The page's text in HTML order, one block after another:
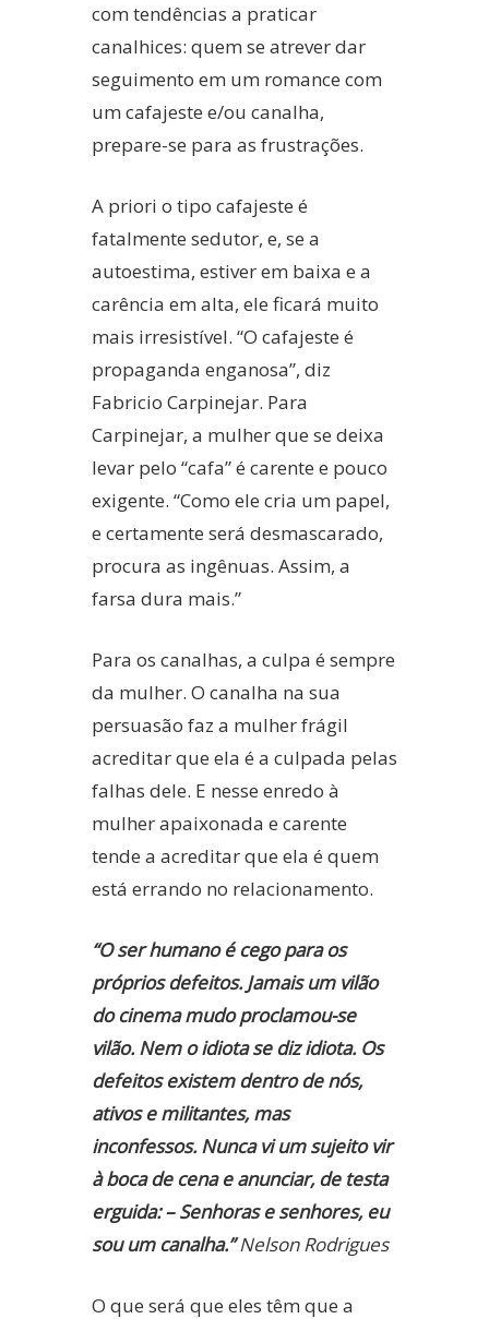
com tendências a praticar
canalhices: quem se atrever dar
seguimento em um romance com
um cafajeste e/ou canalha,
prepare-se para as frustrações.
A priori o tipo cafajeste é
fatalmente sedutor, e, se a
autoestima, estiver em baixa e a
carência em alta, ele ficará muito
mais irresistível. “O cafajeste é
propaganda enganosa”, diz
Fabricio Carpinejar. Para
Carpinejar, a mulher que se deixa
levar pelo “cafa” é carente e pouco
exigente. “Como ele cria um papel,
e certamente será desmascarado,
procura as ingênuas. Assim, a
farsa dura mais.”
Para os canalhas, a culpa é sempre
da mulher. O canalha na sua
persuasão faz a mulher frágil
acreditar que ela é a culpada pelas
falhas dele. E nesse enredo à
mulher apaixonada e carente
tende a acreditar que ela é quem
está errando no relacionamento.
“O ser humano é cego para os
próprios defeitos. Jamais um vilão
do cinema mudo proclamou-se
vilão. Nem o idiota se diz idiota. Os
defeitos existem dentro de nós,
ativos e militantes, mas
inconfessos. Nunca vi um sujeito vir
à boca de cena e anunciar, de testa
erguida: – Senhoras e senhores, eu
sou um canalha.” Nelson Rodrigues
O que será que eles têm que a